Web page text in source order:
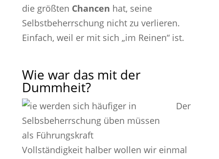
die größten Chancen hat, seine
Selbstbeherrschung nicht zu verlieren.
Einfach, weil er mit sich „im Reinen“ ist.
Wie war das mit der
Dummheit?
Der
Vollständigkeit halber wollen wir einmal